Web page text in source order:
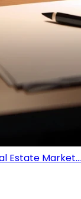
Estate Market...